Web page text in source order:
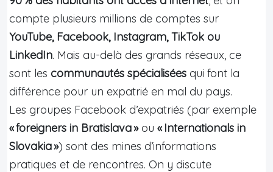
compte plusieurs millions de comptes sur
YouTube, Facebook, Instagram, TikTok ou
LinkedIn. Mais au-delà des grands réseaux, ce
sont les communautés spécialisées qui font la
différence pour un expatrié en mal du pays.
Les groupes Facebook d’expatriés (par exemple
« foreigners in Bratislava »ou « Internationals in
Slovakia ») sont des mines d’informations
pratiques et de rencontres. On y discute